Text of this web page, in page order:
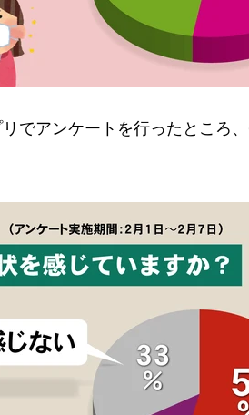
でアンケートを行ったところ